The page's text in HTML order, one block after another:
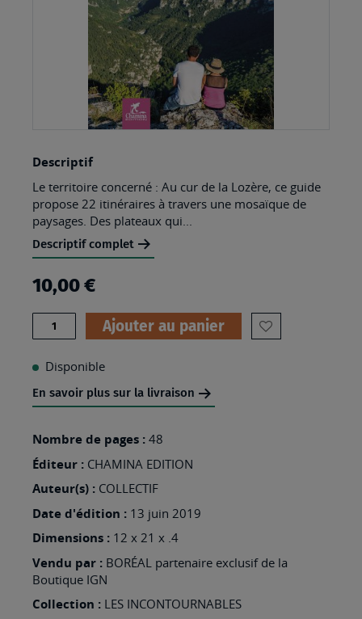
to
the
beginning
of
the
images
gallery
Descriptif
Le territoire concerné : Au cur de la Lozère, ce guide
propose 22 itinéraires à travers une mosaïque de
paysages. Des plateaux qui...
Descriptif complet
10,00 €
Quantité Ajouter au panier
AJOUTER
GORGES
Disponible
En savoir plus sur la livraison
Nombre de pages : 48
Éditeur : CHAMINA EDITION
Auteur(s) : COLLECTIF
Date d'édition : 13 juin 2019
Dimensions : 12 x 21 x .4
Vendu par : BORÉAL partenaire exclusif de la
Boutique IGN
Collection : LES INCONTOURNABLES